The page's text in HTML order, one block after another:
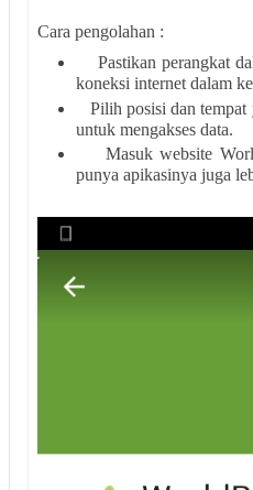
Cara pengolahan :
Pastikan perangkat
koneksi internet dalam
Pilih posisi dan tempat
untuk mengakses data.
Masuk website
punya apikasinya juga